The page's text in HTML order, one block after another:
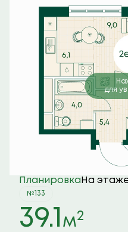
для
Планировка На
№133
39.1 м2